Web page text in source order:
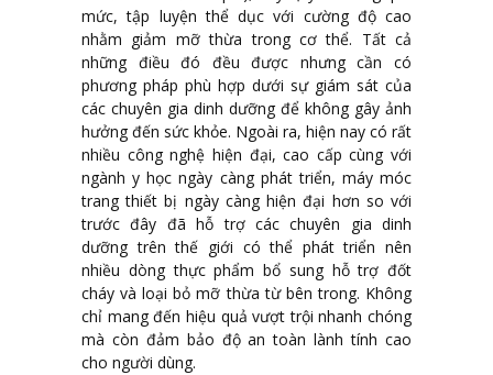
mức, tập luyện thể dục với cường độ cao
nhằm giảm mỡ thừa trong cơ thể. Tất cả
những điều đó đều được nhưng cần có
phương pháp phù hợp dưới sự giám sát của
các chuyên gia dinh dưỡng để không gây ảnh
hưởng đến sức khỏe. Ngoài ra, hiện nay có rất
nhiều công nghệ hiện đại, cao cấp cùng với
ngành y học ngày càng phát triển, máy móc
trang thiết bị ngày càng hiện đại hơn so với
trước đây đã hỗ trợ các chuyên gia dinh
dưỡng trên thế giới có thể phát triển nên
nhiều dòng thực phẩm bổ sung hỗ trợ đốt
cháy và loại bỏ mỡ thừa từ bên trong. Không
chỉ mang đến hiệu quả vượt trội nhanh chóng
mà còn đảm bảo độ an toàn lành tính cao
cho người dùng.